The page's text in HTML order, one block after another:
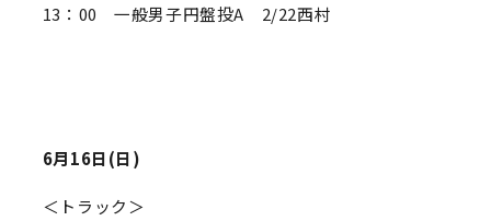
13：00 一般男子円盤投A 2/22西村
6月16日(日)
＜トラック＞